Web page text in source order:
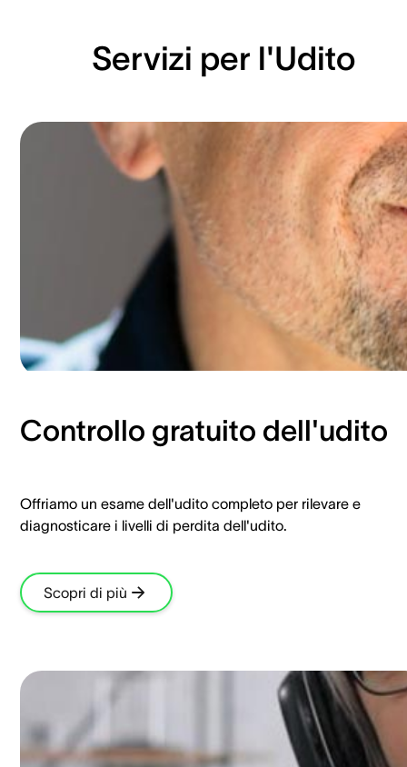
Servizi per l'Udito
Controllo gratuito dell'udito
Offriamo un esame dell'udito completo per rilevare e
diagnosticare i livelli di perdita dell'udito.
Scopri di più